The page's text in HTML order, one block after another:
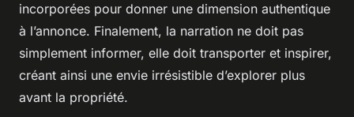
incorporées pour donner une dimension authentique
à l’annonce. Finalement, la narration ne doit pas
simplement informer, elle doit transporter et inspirer,
créant ainsi une envie irrésistible d’explorer plus
avant la propriété.